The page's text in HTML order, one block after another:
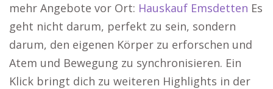
mehr Angebote vor Ort: Hauskauf Emsdetten Es
geht nicht darum, perfekt zu sein, sondern
darum, den eigenen Körper zu erforschen und
Atem und Bewegung zu synchronisieren. Ein
Klick bringt dich zu weiteren Highlights in der